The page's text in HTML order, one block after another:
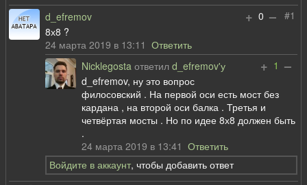
#1
+ 0 –
d_efremov
8х8 ?
24 марта 2019 в 13:11Ответить
+ 1 –
Nicklegosta ответилd_efremov'у
d_efremov, ну это вопрос
филосовский . На первой оси есть мост без
кардана , на второй оси балка . Третья и
четвёртая мосты . Но по идее 8х8 должен быть
.
24 марта 2019 в 13:41Ответить
Войдите в аккаунт, чтобы добавить ответ